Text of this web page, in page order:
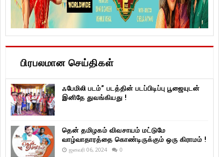
பிரபலமான செய்திகள்
ஃபேமிலி படம்” படத்தின் படப்பிடிப்பு பூஜையுடன்
இனிதே துவங்கியது !
தென் தமிழகம் விவசாயம் மட்டுமே
வாழ்வாதாரத்தை கொண்டிருக்கும் ஒரு கிராமம் !
ஜனவரி 06, 2024 0